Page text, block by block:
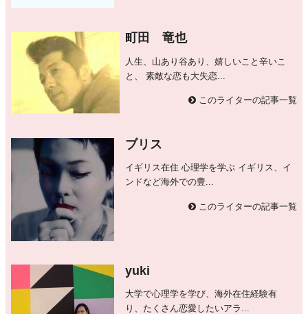
町田 竜也
人生、山あり谷あり、嬉しいこと辛いこ
と、 素敵な恋も大失恋...
このライターの記事一覧
ブリス
イギリス在住 心理学を学ぶ イギリス、イ
ンドなど海外での豊...
このライターの記事一覧
yuki
大学で心理学を学び、海外在住経験有
り、たくさん恋愛したいアラ...